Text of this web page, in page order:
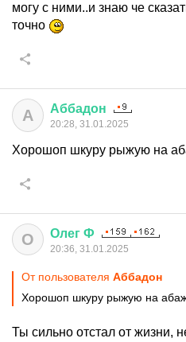
могу с ними..и знаю че
точно
А Аббадон
20:28, 31.01.2025
Хорошоп шкуру рыжую на
О Олег Ф
20:36, 31.01.2025
От пользователя Аббадон
Хорошоп шкуру рыжую на
Ты сильно отстал от жизни,